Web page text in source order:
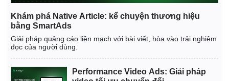
Khám phá Native Article: kể chuyện thương hiệu
bằng SmartAds
Giải pháp quảng cáo liền mạch với bài viết, hòa vào trải nghiệm
đọc của người dùng.
Performance Video Ads: Giải pháp